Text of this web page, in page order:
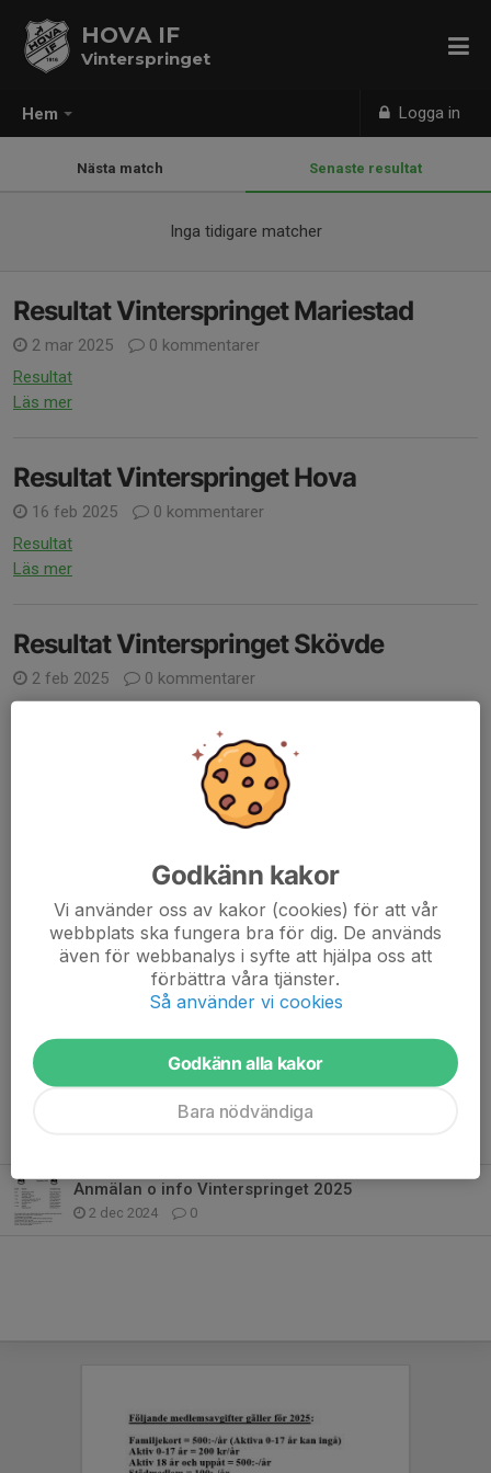
Hem Logga in
HOVA IF
Vinterspringet
Nästa match Senaste resultat
Inga tidigare matcher
Resultat Vinterspringet Mariestad
2 mar 2025
0 kommentarer
Resultat
Läs mer
Resultat Vinterspringet Hova
16 feb 2025
0 kommentarer
Resultat
Läs mer
Resultat Vinterspringet Skövde
2 feb 2025
0 kommentarer
Resultat Vinetrspringet Töreboda
Läs mer
Resultat Vinterspringet i Tibro
0 kommentarer
Resultat
Läs mer
Anmälan o info Vinterspringet 2025
2 dec 2024 0
Godkänn kakor
Vi använder oss av kakor (cookies) för att vår
webbplats ska fungera bra för dig. De används
även för webbanalys i syfte att hjälpa oss att
förbättra våra tjänster.
Så använder vi cookies
Godkänn alla kakor
Bara nödvändiga